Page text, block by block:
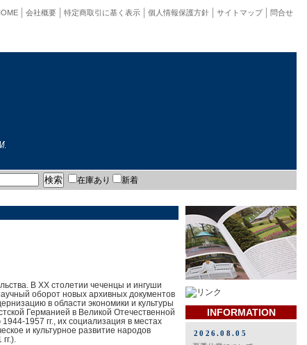
問合せ
サイトマップ
個人情報保護方針
特定商取引に基く表示
会社概要
在庫あり 新着
В XX столетии чеченцы и ингуши
оборот новых архивных документов
в области экономики и культуры
Германией в Великой Отечественной
1957 гг., их социализация в местах
и культурное развитие народов
INFORMATION